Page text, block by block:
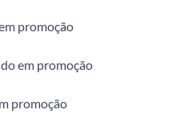
promoção
em promoção
promoção